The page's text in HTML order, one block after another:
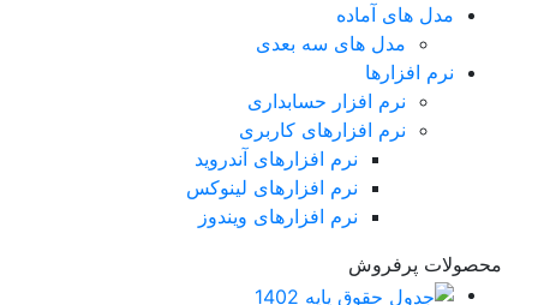
مدل های آماده
مدل های سه بعدی
نرم افزارها
نرم افزار حسابداری
نرم افزارهای کاربری
نرم افزارهای آندروید
نرم افزارهای لینوکس
نرم افزارهای ویندوز
محصولات پرفروش